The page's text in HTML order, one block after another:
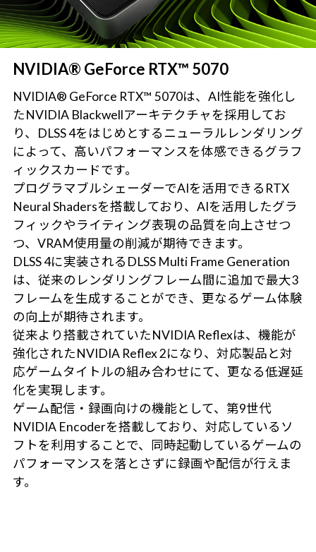
NVIDIA® GeForce RTX™ 5070
NVIDIA® GeForce RTX™ 5070は、AI性能を強化し
たNVIDIA Blackwellアーキテクチャを採用してお
り、DLSS 4をはじめとするニューラルレンダリング
によって、高いパフォーマンスを体感できるグラフ
ィックスカードです。
プログラマブルシェーダーでAIを活用できるRTX
Neural Shadersを搭載しており、AIを活用したグラ
フィックやライティング表現の品質を向上させつ
つ、VRAM使用量の削減が期待できます。
DLSS 4に実装されるDLSS Multi Frame Generation
は、従来のレンダリングフレーム間に追加で最大3
フレームを生成することができ、更なるゲーム体験
の向上が期待されます。
従来より搭載されていたNVIDIA Reflexは、機能が
強化されたNVIDIA Reflex 2になり、対応製品と対
応ゲームタイトルの組み合わせにて、更なる低遅延
化を実現します。
ゲーム配信・録画向けの機能として、第9世代
NVIDIA Encoderを搭載しており、対応しているソ
フトを利用することで、同時起動しているゲームの
パフォーマンスを落とさずに録画や配信が行えま
す。